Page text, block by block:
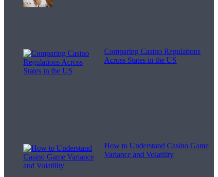
Comparing Casino Regulations
Across States in the US
How to Understand Casino Game
Variance and Volatility